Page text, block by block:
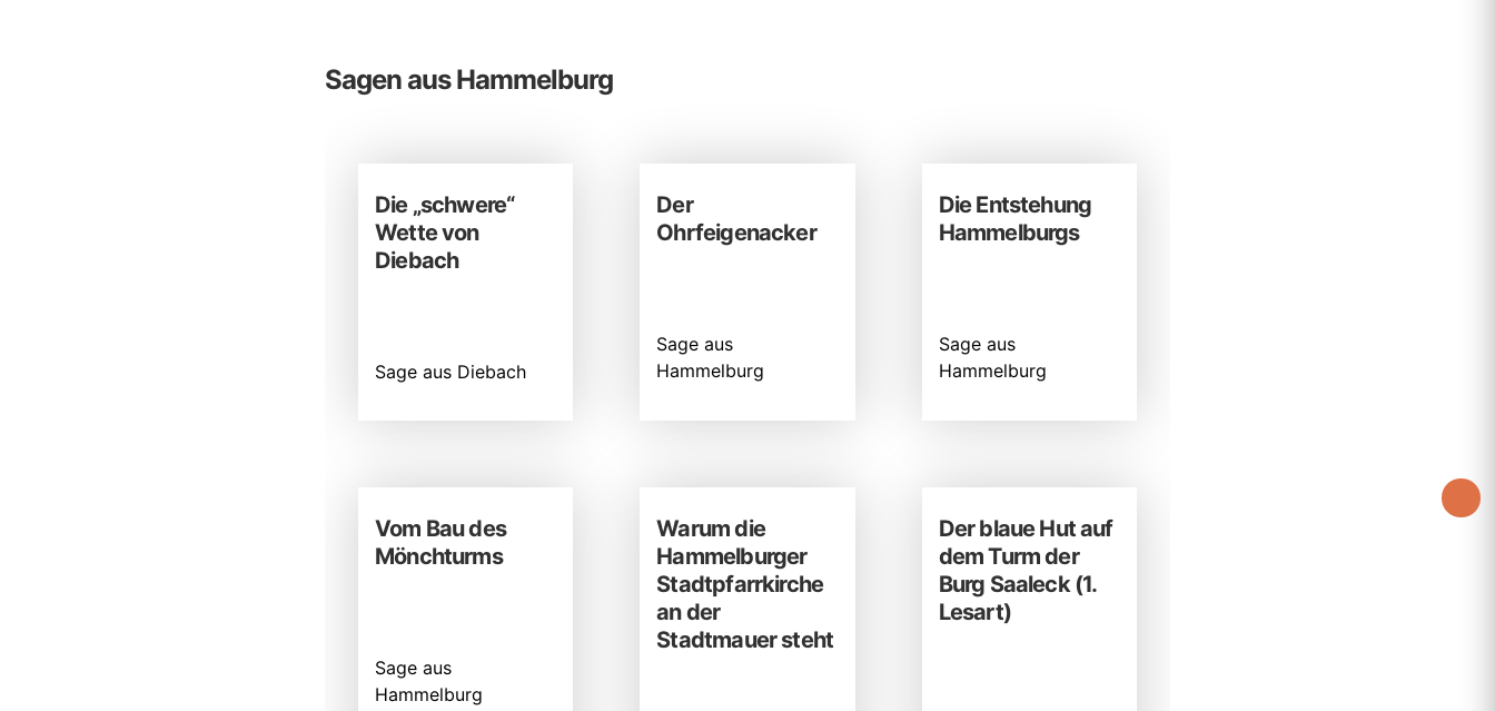
Sagen aus Hammelburg
Die „schwere“
Wette von
Diebach
Sage aus Diebach
Der
Ohrfeigenacker
Sage aus
Hammelburg
Die Entstehung
Hammelburgs
Sage aus
Hammelburg
Vom Bau des
Mönchturms
Sage aus
Hammelburg
Warum die
Hammelburger
Stadtpfarrkirche
an der
Stadtmauer steht
Der blaue Hut auf
dem Turm der
Burg Saaleck (1.
Lesart)